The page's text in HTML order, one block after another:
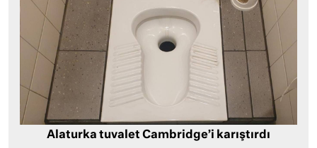
Alaturka tuvalet Cambridge’i karıştırdı